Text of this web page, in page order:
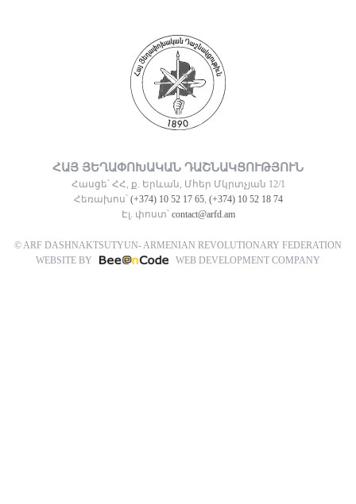
ՀԱՅ ՅԵՂԱՓՈԽԱԿԱՆ ԴԱՇՆԱԿՑՈՒԹՅՈՒՆ
Հասցե՝ ՀՀ, ք. Երևան, Մհեր Մկրտչյան 12/1
Հեռախոս՝ (+374) 10 52 17 65, (+374) 10 52 18 74
Էլ. փոստ՝ contact@arfd.am
© ARF DASHNAKTSUTYUN- ARMENIAN REVOLUTIONARY FEDERATION
WEBSITE BY
WEB DEVELOPMENT COMPANY